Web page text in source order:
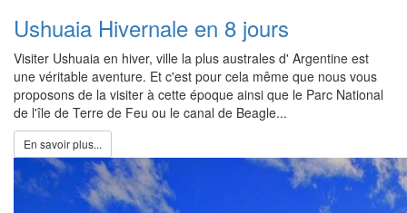
Ushuaia Hivernale en 8 jours
Visiter Ushuaia en hiver, ville la plus australes d' Argentine est
une véritable aventure. Et c'est pour cela même que nous vous
proposons de la visiter à cette époque ainsi que le Parc National
de l'île de Terre de Feu ou le canal de Beagle...
En savoir plus...